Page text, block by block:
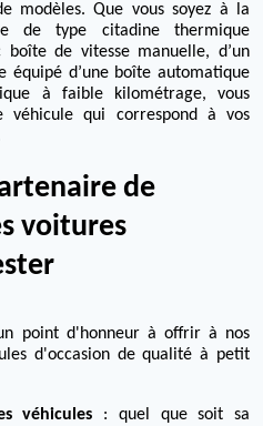
modèles. Que vous soyez à la
de type citadine thermique
boîte de vitesse manuelle, d’un
équipé d’une boîte automatique
à faible kilométrage, vous
qui correspond à vos
de
voitures
point d'honneur à offrir à nos
d'occasion de qualité à petit
véhicules : quel que soit sa